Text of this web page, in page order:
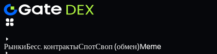
РынкиБесс. контрактыСпотСвоп (обмен)Meme